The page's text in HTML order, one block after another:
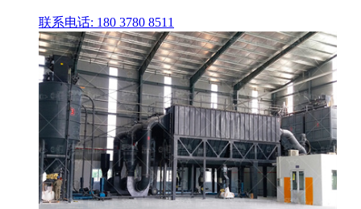
联系电话: 180 3780 8511